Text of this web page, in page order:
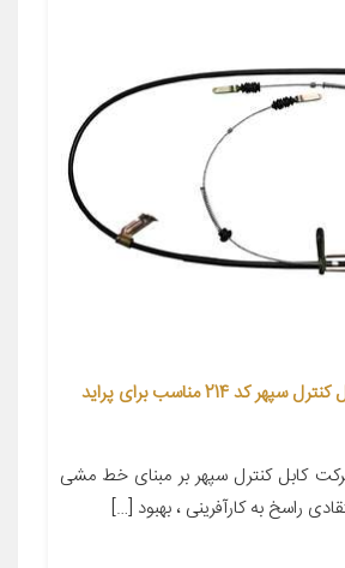
سیم ترمز دستی کابل کنترل سپهر کد 214 مناسب برای پراید
کابل کنترل سپهر بر مبنای خط مشی
راسخ به کارآفرینی ، بهبود […]